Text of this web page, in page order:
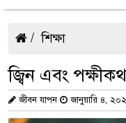
শিক্ষা
জ্বিন এবং
জীবন যাপন জানুয়ারি ৪,